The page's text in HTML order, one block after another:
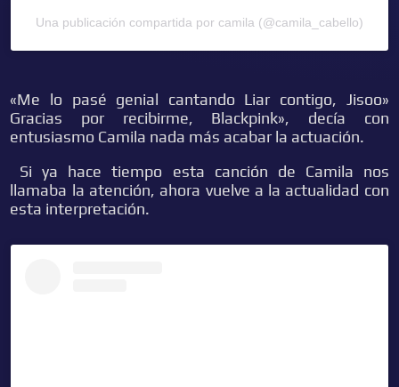
Una publicación compartida por camila (@camila_cabello)
«Me lo pasé genial cantando Liar contigo, Jisoo»
Gracias por recibirme, Blackpink», decía con
entusiasmo Camila nada más acabar la actuación.
Si ya hace tiempo esta canción de Camila nos
llamaba la atención, ahora vuelve a la actualidad con
esta interpretación.